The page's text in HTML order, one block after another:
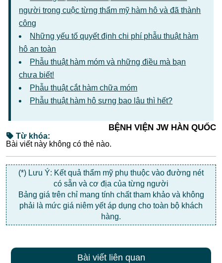
người trong cuộc từng thẩm mỹ hàm hô và đã thành
công
Những yếu tố quyết định chi phí phẫu thuật hàm
hô an toàn
Phẫu thuật hàm móm và những điều mà bạn
chưa biết!
Phẫu thuật cắt hàm chữa móm
Phẫu thuật hàm hô sưng bao lâu thì hết?
BỆNH VIỆN JW HÀN QUỐC
Từ khóa:
Bài viết này không có thẻ nào.
(*) Lưu Ý: Kết quả thẩm mỹ phụ thuộc vào đường nét
có sẵn và cơ địa của từng người
Bảng giá trên chỉ mang tính chất tham khảo và không
phải là mức giá niêm yết áp dụng cho toàn bộ khách
hàng.
Bài viết liên quan